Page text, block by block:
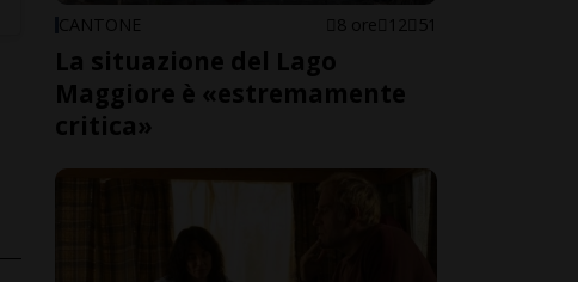
CANTONE 8 ore 12 51
La situazione del Lago
Maggiore è «estremamente
critica»